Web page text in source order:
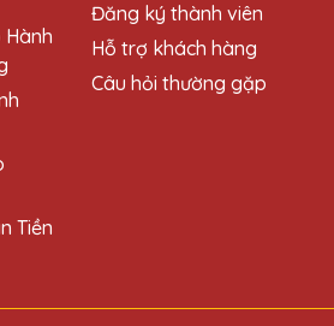
chiếc cúp này cho đối tác và khách
rất nhiều lời khen từ đối tác sau khi trao
Hành
Tiền
Đăng ký thành viên
Hỗ trợ khách hàng
Câu hỏi thường gặp